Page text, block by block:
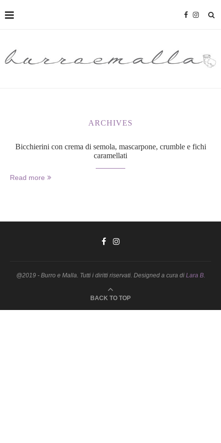
ARCHIVES
Bicchierini con crema di semola, mascarpone, crumble e fichi
caramellati
Read more
@2019 - Burro e Malla. Tutti i diritti riservati. Designed a cura di Lara B.
BACK TO TOP